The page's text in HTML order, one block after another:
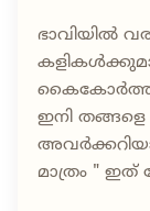
ഭാവിയിൽ
കൈകോർത്ത്
ഇനി തങ്ങളെ
മാത്രം "